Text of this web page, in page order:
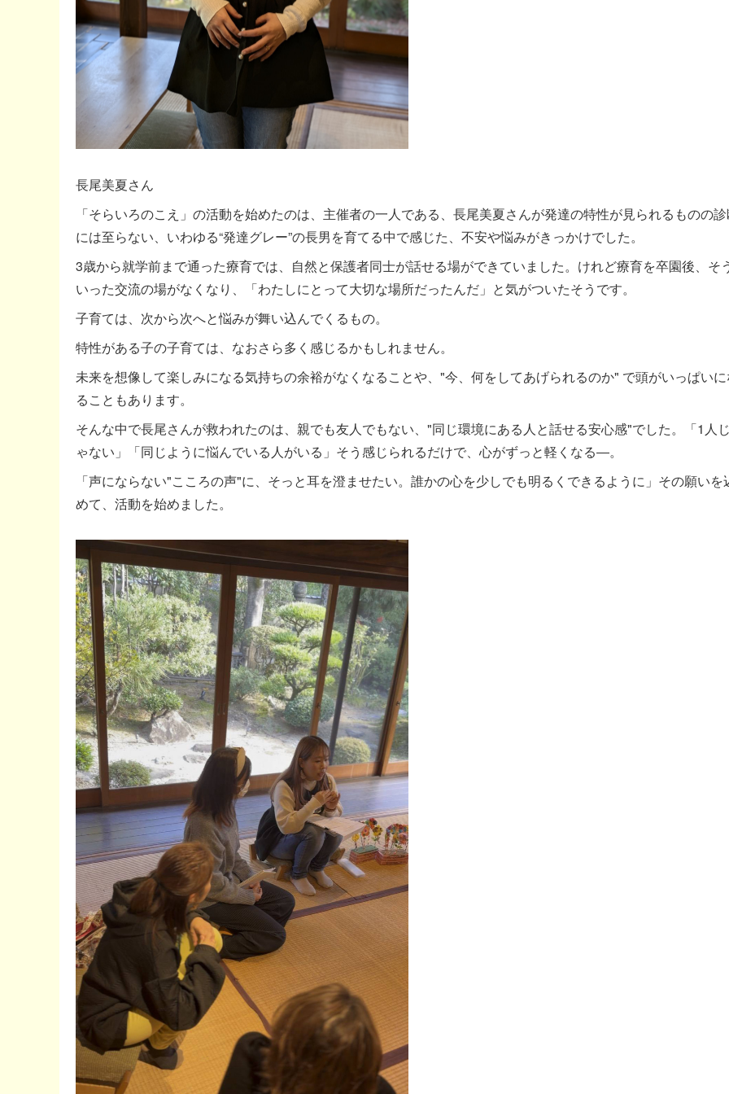
長尾美夏さん
「そらいろのこえ」の活動を始めたのは、主催者の一人である、長尾美夏さんが発達の特性が見られるものの
には至らない、いわゆる“発達グレー”の長男を育てる中で感じた、不安や悩みがきっかけでした。
3歳から就学前まで通った療育では、自然と保護者同士が話せる場ができていました。けれど療育を卒園後、そ
いった交流の場がなくなり、「わたしにとって大切な場所だったんだ」と気がついたそうです。
子育ては、次から次へと悩みが舞い込んでくるもの。
特性がある子の子育ては、なおさら多く感じるかもしれません。
未来を想像して楽しみになる気持ちの余裕がなくなることや、"今、何をしてあげられるのか" で頭がいっぱい
ることもあります。
そんな中で長尾さんが救われたのは、親でも友人でもない、"同じ環境にある人と話せる安心感"でした。「1人じ
ゃない」「同じように悩んでいる人がいる」そう感じられるだけで、心がずっと軽くなる―。
「声にならない"こころの声"に、そっと耳を澄ませたい。誰かの心を少しでも明るくできるように」その願いを
めて、活動を始めました。